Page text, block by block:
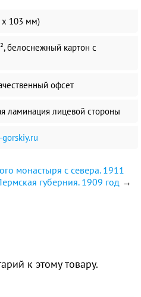
х 103 мм)
белоснежный картон с
офсет
ламинация лицевой стороны
монастыря с севера. 1911
губерния. 1909 год →
к этому товару.